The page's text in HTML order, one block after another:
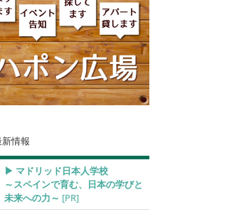
情報
▶︎ マドリッド日本人学校
～スペインで育む、日本の学びと
未来への力～ [PR]